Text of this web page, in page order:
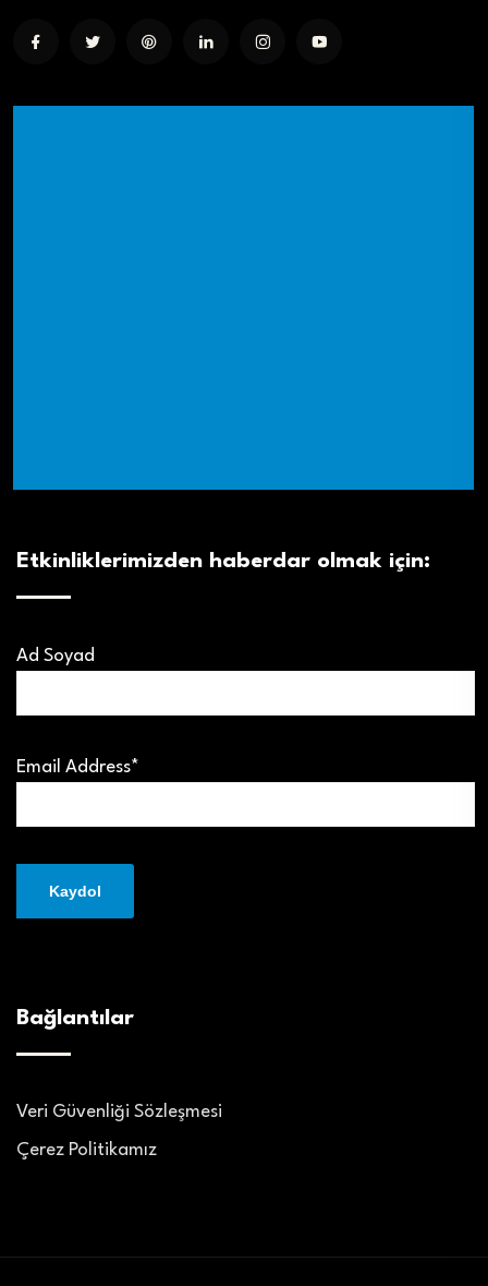
Etkinliklerimizden haberdar olmak için:
Ad Soyad
Email Address*
Bağlantılar
Veri Güvenliği Sözleşmesi
Çerez Politikamız